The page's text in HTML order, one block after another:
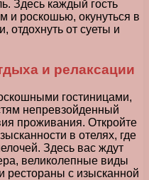
Здесь каждый гость
и роскошью, окунуться в
отдохнуть от суеты и
и релаксации
гостиницами,
непревзойденный
проживания. Откройте
в отелях, где
Здесь вас ждут
великолепные виды
рестораны с изысканной